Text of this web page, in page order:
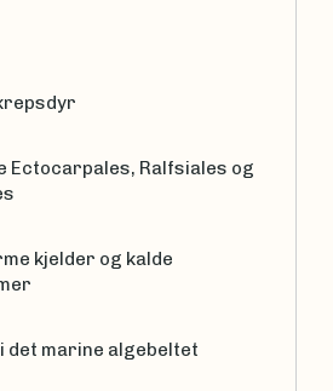
Ectocarpales, Ralfsiales og
kjelder og kalde
det marine algebeltet